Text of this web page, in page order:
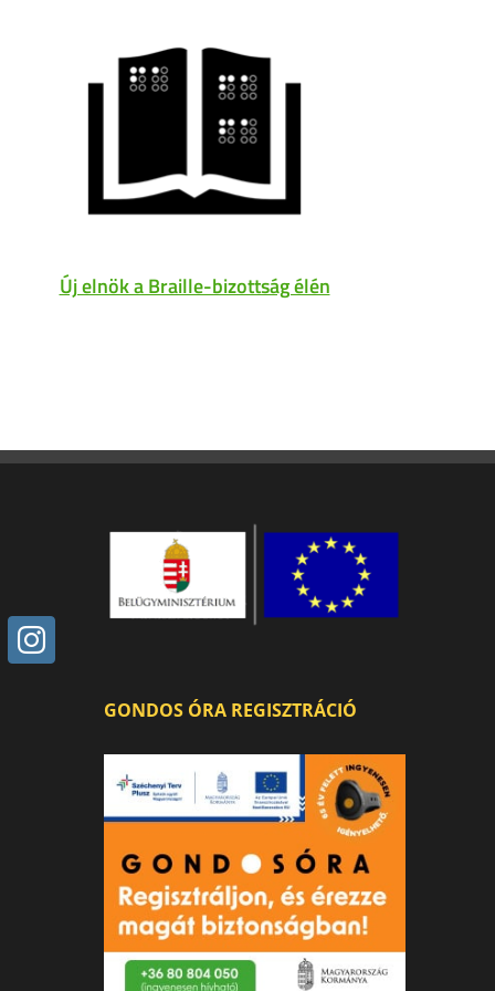
Új elnök a Braille-bizottság élén
GONDOS ÓRA REGISZTRÁCIÓ